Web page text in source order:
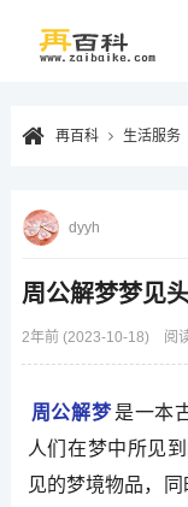
再百科 生活服务
周公解梦梦见
2年前 (2023-10-18) 阅
dyyh
周公解梦 是一本
人们在梦中所见
见的梦境物品，